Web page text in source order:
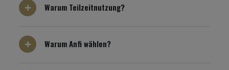
Warum Teilzeitnutzung?
Warum Anfi wählen?